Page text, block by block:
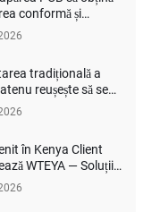
conformă și
tradițională a
reușește să se
ridicat-COD
în Kenya Client
WTEYA — Soluții
de coastă